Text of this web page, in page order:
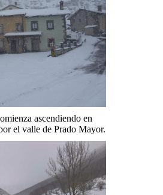
ascendiendo en
el valle de Prado Mayor.